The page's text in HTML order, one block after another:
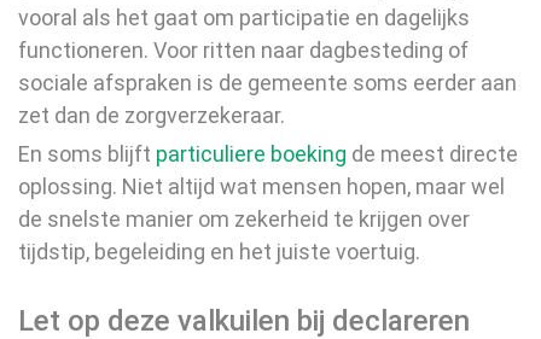
vooral als het gaat om participatie en dagelijks
functioneren. Voor ritten naar dagbesteding of
sociale afspraken is de gemeente soms eerder aan
zet dan de zorgverzekeraar.
En soms blijft particuliere boeking de meest directe
oplossing. Niet altijd wat mensen hopen, maar wel
de snelste manier om zekerheid te krijgen over
tijdstip, begeleiding en het juiste voertuig.
Let op deze valkuilen bij declareren